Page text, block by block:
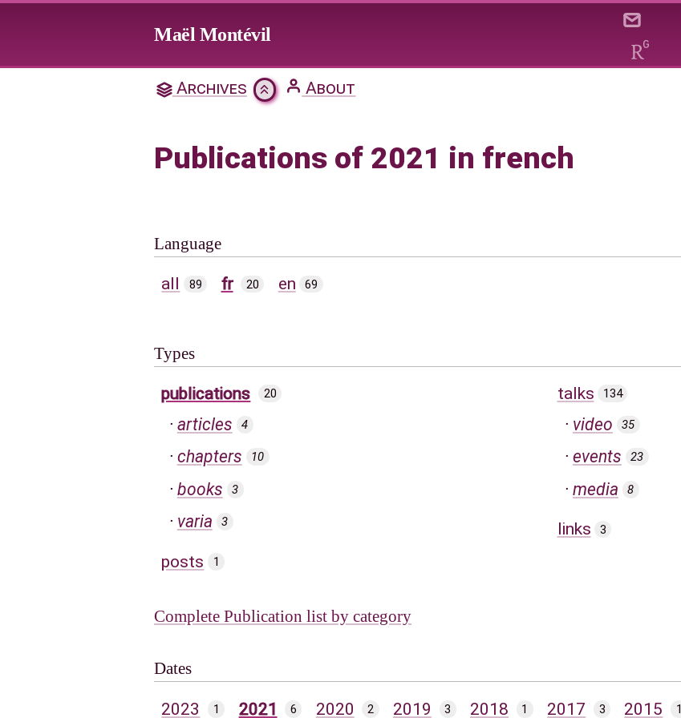
Maël Montévil
Archives About
Publications of 2021 in french
Language
all 89 fr 20 en 69
Types
publications 20
articles 4
chapters 10
books 3
varia 3
posts 1
talks 134
video 35
events 23
media 8
links 3
Complete Publication list by category
Dates
2023 1 2021 6 2020 2 2019 3 2018 1 2017 3 2015 1